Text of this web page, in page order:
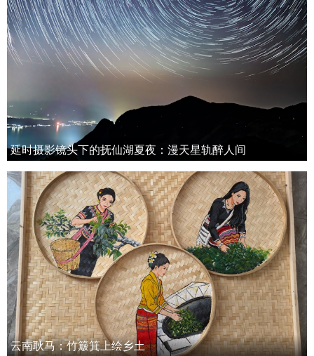
延时摄影镜头下的抚仙湖夏夜：漫天星轨醉人间
云南耿马：竹簸箕上绘乡土